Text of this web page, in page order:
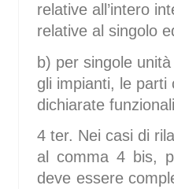
relative all’intero
relative al singolo
b) per singole
gli impianti, le parti
dichiarate
4 ter. Nei casi di
al comma 4 bis,
deve essere